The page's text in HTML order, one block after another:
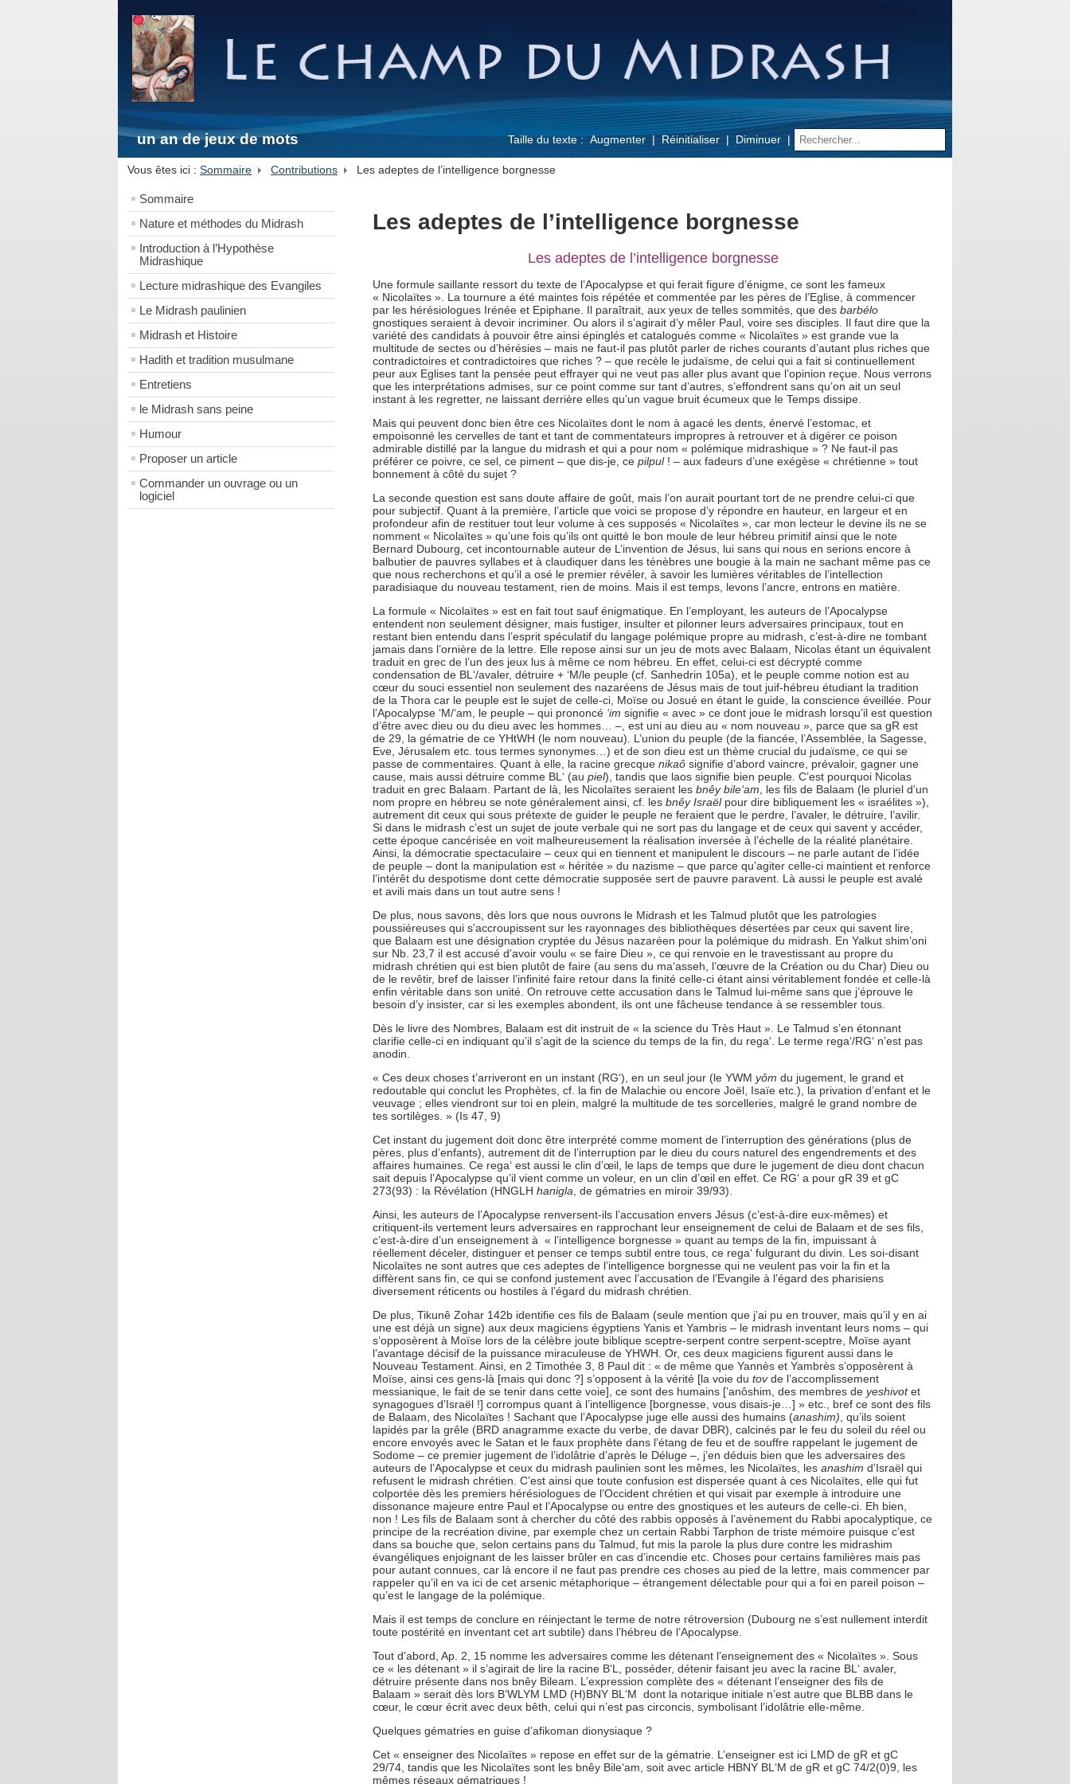
un an de jeux de mots Taille du texte : Augmenter Réinitialiser Diminuer
Vous êtes ici : Sommaire Contributions Les adeptes de l’intelligence borgnesse
Sommaire
Nature et méthodes du Midrash
Introduction à l’Hypothèse
Midrashique
Lecture midrashique des Evangiles
Le Midrash paulinien
Midrash et Histoire
Hadith et tradition musulmane
Entretiens
le Midrash sans peine
Humour
Proposer un article
Commander un ouvrage ou un
logiciel
Les adeptes de l’intelligence borgnesse
Les adeptes de l’intelligence borgnesse
Une formule saillante ressort du texte de l’Apocalypse et qui ferait figure d’énigme, ce sont les fameux
« Nicolaïtes ». La tournure a été maintes fois répétée et commentée par les pères de l’Eglise, à commencer
par les hérésiologues Irénée et Epiphane. Il paraîtrait, aux yeux de telles sommités, que desbarbélo
gnostiques seraient à devoir incriminer. Ou alors il s’agirait d’y mêler Paul, voire ses disciples. Il faut dire que la
variété des candidats à pouvoir être ainsi épinglés et catalogués comme « Nicolaïtes » est grande vue la
multitude de sectes ou d’hérésies – mais ne faut-il pas plutôt parler de riches courants d’autant plus riches que
contradictoires et contradictoires que riches ? – que recèle le judaïsme, de celui qui a fait si continuellement
peur aux Eglises tant la pensée peut effrayer qui ne veut pas aller plus avant que l’opinion reçue. Nous verrons
que les interprétations admises, sur ce point comme sur tant d’autres, s’effondrent sans qu’on ait un seul
instant à les regretter, ne laissant derrière elles qu’un vague bruit écumeux que le Temps dissipe.
Mais qui peuvent donc bien être ces Nicolaïtes dont le nom à agacé les dents, énervé l’estomac, et
empoisonné les cervelles de tant et tant de commentateurs impropres à retrouver et à digérer ce poison
admirable distillé par la langue du midrash et qui a pour nom « polémique midrashique » ? Ne faut-il pas
préférer ce poivre, ce sel, ce piment – que dis-je, cepilpul! – aux fadeurs d’une exégèse « chrétienne » tout
bonnement à côté du sujet ?
La seconde question est sans doute affaire de goût, mais l’on aurait pourtant tort de ne prendre celui-ci que
pour subjectif. Quant à la première, l’article que voici se propose d’y répondre en hauteur, en largeur et en
profondeur afin de restituer tout leur volume à ces supposés « Nicolaïtes », car mon lecteur le devine ils ne se
nomment « Nicolaïtes » qu’une fois qu’ils ont quitté le bon moule de leur hébreu primitif ainsi que le note
Bernard Dubourg, cet incontournable auteur de L’invention de Jésus, lui sans qui nous en serions encore à
balbutier de pauvres syllabes et à claudiquer dans les ténèbres une bougie à la main ne sachant même pas ce
que nous recherchons et qu’il a osé le premier révéler, à savoir les lumières véritables de l’intellection
paradisiaque du nouveau testament, rien de moins. Mais il est temps, levons l’ancre, entrons en matière.
La formule « Nicolaïtes » est en fait tout sauf énigmatique. En l’employant, les auteurs de l’Apocalypse
entendent non seulement désigner, mais fustiger, insulter et pilonner leurs adversaires principaux, tout en
restant bien entendu dans l’esprit spéculatif du langage polémique propre au midrash, c’est-à-dire ne tombant
jamais dans l’ornière de la lettre. Elle repose ainsi sur un jeu de mots avec Balaam, Nicolas étant un équivalent
traduit en grec de l’un des jeux lus à même ce nom hébreu. En effet, celui-ci est décrypté comme
condensation de BL‘/avaler, détruire + ‘M/le peuple (cf. Sanhedrin 105a), et le peuple comme notion est au
cœur du souci essentiel non seulement des nazaréens de Jésus mais de tout juif-hébreu étudiant la tradition
de la Thora car le peuple est le sujet de celle-ci, Moïse ou Josué en étant le guide, la conscience éveillée. Pour
l’Apocalypse ‘M/‘am, le peuple – qui prononcé ‘im signifie « avec » ce dont joue le midrash lorsqu’il est question
d’être avec dieu ou du dieu avec les hommes… –, est uni au dieu au « nom nouveau », parce que sa gR est
de 29, la gématrie de ce YHtWH (le nom nouveau). L’union du peuple (de la fiancée, l’Assemblée, la Sagesse,
Eve, Jérusalem etc. tous termes synonymes…) et de son dieu est un thème crucial du judaïsme, ce qui se
passe de commentaires. Quant à elle, la racine grecquenikaô signifie d’abord vaincre, prévaloir, gagner une
cause, mais aussi détruire comme BL‘ (aupiel), tandis que laos signifie bien peuple. C’est pourquoi Nicolas
traduit en grec Balaam. Partant de là, les Nicolaïtes seraient lesbnêy bile‘am , les fils de Balaam (le pluriel d’un
nom propre en hébreu se note généralement ainsi, cf. les bnêy Israël pour dire bibliquement les « israélites »),
autrement dit ceux qui sous prétexte de guider le peuple ne feraient que le perdre, l’avaler, le détruire, l’avilir.
Si dans le midrash c’est un sujet de joute verbale qui ne sort pas du langage et de ceux qui savent y accéder,
cette époque cancérisée en voit malheureusement la réalisation inversée à l’échelle de la réalité planétaire.
Ainsi, la démocratie spectaculaire – ceux qui en tiennent et manipulent le discours – ne parle autant de l’idée
de peuple – dont la manipulation est « héritée » du nazisme – que parce qu’agiter celle-ci maintient et renforce
l’intérêt du despotisme dont cette démocratie supposée sert de pauvre paravent. Là aussi le peuple est avalé
et avili mais dans un tout autre sens !
De plus, nous savons, dès lors que nous ouvrons le Midrash et les Talmud plutôt que les patrologies
poussiéreuses qui s’accroupissent sur les rayonnages des bibliothèques désertées par ceux qui savent lire,
que Balaam est une désignation cryptée du Jésus nazaréen pour la polémique du midrash. En Yalkut shim’oni
sur Nb. 23,7 il est accusé d’avoir voulu « se faire Dieu », ce qui renvoie en le travestissant au propre du
midrash chrétien qui est bien plutôt de faire (au sens du ma‘asseh, l’œuvre de la Création ou du Char) Dieu ou
de le revêtir, bref de laisser l’infinité faire retour dans la finité celle-ci étant ainsi véritablement fondée et celle-là
enfin véritable dans son unité. On retrouve cette accusation dans le Talmud lui-même sans que j’éprouve le
besoin d’y insister, car si les exemples abondent, ils ont une fâcheuse tendance à se ressembler tous.
Dès le livre des Nombres, Balaam est dit instruit de « la science du Très Haut ». Le Talmud s’en étonnant
clarifie celle-ci en indiquant qu’il s’agit de la science du temps de la fin, du rega‘. Le terme rega‘/RG‘ n’est pas
anodin.
« Ces deux choses t’arriveront en un instant (RG‘), en un seul jour (le YWMyômdu jugement, le grand et
redoutable qui conclut les Prophètes, cf. la fin de Malachie ou encore Joël, Isaïe etc.), la privation d’enfant et le
veuvage ; elles viendront sur toi en plein, malgré la multitude de tes sorcelleries, malgré le grand nombre de
tes sortilèges. » (Is 47, 9)
Cet instant du jugement doit donc être interprété comme moment de l’interruption des générations (plus de
pères, plus d’enfants), autrement dit de l’interruption par le dieu du cours naturel des engendrements et des
affaires humaines. Ce rega‘ est aussi le clin d’œil, le laps de temps que dure le jugement de dieu dont chacun
sait depuis l’Apocalypse qu’il vient comme un voleur, en un clin d’œil en effet. Ce RG‘ a pour gR 39 et gC
273(93) : la Révélation (HNGLHhanigla , de gématries en miroir 39/93).
Ainsi, les auteurs de l’Apocalypse renversent-ils l’accusation envers Jésus (c’est-à-dire eux-mêmes) et
critiquent-ils vertement leurs adversaires en rapprochant leur enseignement de celui de Balaam et de ses fils,
c’est-à-dire d’un enseignement à « l’intelligence borgnesse » quant au temps de la fin, impuissant à
réellement déceler, distinguer et penser ce temps subtil entre tous, ce rega‘ fulgurant du divin. Les soi-disant
Nicolaïtes ne sont autres que ces adeptes de l’intelligence borgnesse qui ne veulent pas voir la fin et la
diffèrent sans fin, ce qui se confond justement avec l’accusation de l’Evangile à l’égard des pharisiens
diversement réticents ou hostiles à l’égard du midrash chrétien.
De plus, Tikunê Zohar 142b identifie ces fils de Balaam (seule mention que j’ai pu en trouver, mais qu’il y en ai
une est déjà un signe) aux deux magiciens égyptiens Yanis et Yambris – le midrash inventant leurs noms – qui
s’opposèrent à Moïse lors de la célèbre joute biblique sceptre-serpent contre serpent-sceptre, Moïse ayant
l’avantage décisif de la puissance miraculeuse de YHWH. Or, ces deux magiciens figurent aussi dans le
Nouveau Testament. Ainsi, en 2 Timothée 3, 8 Paul dit : « de même que Yannès et Yambrès s’opposèrent à
Moïse, ainsi ces gens-là [mais qui donc ?] s’opposent à la vérité [la voie dutovde l’accomplissement
messianique, le fait de se tenir dans cette voie], ce sont des humains [’anôshim, des membres deyeshivotet
synagogues d’Israël !] corrompus quant à l’intelligence [borgnesse, vous disais-je…] » etc., bref ce sont des fils
de Balaam, des Nicolaïtes ! Sachant que l’Apocalypse juge elle aussi des humains (anashim) , qu’ils soient
lapidés par la grêle (BRD anagramme exacte du verbe, de davar DBR), calcinés par le feu du soleil du réel ou
encore envoyés avec le Satan et le faux prophète dans l’étang de feu et de souffre rappelant le jugement de
Sodome – ce premier jugement de l’idolâtrie d’après le Déluge –, j’en déduis bien que les adversaires des
auteurs de l’Apocalypse et ceux du midrash paulinien sont les mêmes, les Nicolaïtes, lesanashim d’Israël qui
refusent le midrash chrétien. C’est ainsi que toute confusion est dispersée quant à ces Nicolaïtes, elle qui fut
colportée dès les premiers hérésiologues de l’Occident chrétien et qui visait par exemple à introduire une
dissonance majeure entre Paul et l’Apocalypse ou entre des gnostiques et les auteurs de celle-ci. Eh bien,
non ! Les fils de Balaam sont à chercher du côté des rabbis opposés à l’avènement du Rabbi apocalyptique, ce
principe de la recréation divine, par exemple chez un certain Rabbi Tarphon de triste mémoire puisque c’est
dans sa bouche que, selon certains pans du Talmud, fut mis la parole la plus dure contre les midrashim
évangéliques enjoignant de les laisser brûler en cas d’incendie etc. Choses pour certains familières mais pas
pour autant connues, car là encore il ne faut pas prendre ces choses au pied de la lettre, mais commencer par
rappeler qu’il en va ici de cet arsenic métaphorique – étrangement délectable pour qui a foi en pareil poison –
qu’est le langage de la polémique.
Mais il est temps de conclure en réinjectant le terme de notre rétroversion (Dubourg ne s’est nullement interdit
toute postérité en inventant cet art subtile) dans l’hébreu de l’Apocalypse.
Tout d’abord, Ap. 2, 15 nomme les adversaires comme les détenant l’enseignement des « Nicolaïtes ». Sous
ce « les détenant » il s’agirait de lire la racine B‘L, posséder, détenir faisant jeu avec la racine BL‘ avaler,
détruire présente dans nos bnêy Bileam. L’expression complète des « détenant l’enseigner des fils de
Balaam » serait dès lors B‘WLYM LMD (H)BNY BL‘M dont la notarique initiale n’est autre que BLBB dans le
cœur, le cœur écrit avec deux bêth, celui qui n’est pas circoncis, symbolisant l’idolâtrie elle-même.
Quelques gématries en guise d’afikoman dionysiaque ?
Cet « enseigner des Nicolaïtes » repose en effet sur de la gématrie. L’enseigner est ici LMD de gR et gC
29/74, tandis que les Nicolaïtes sont les bnêy Bile‘am, soit avec article HBNY BL‘M de gR et gC 74/2(0)9, les
mêmes réseaux gématriques !